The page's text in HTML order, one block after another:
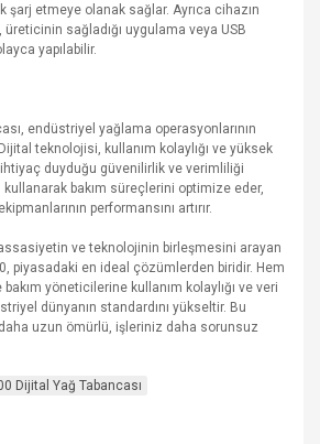
şarj etmeye olanak sağlar. Ayrıca cihazın
sağladığı uygulama veya USB
yapılabilir.
endüstriyel yağlama operasyonlarının
teknolojisi, kullanım kolaylığı ve yüksek
duyduğu güvenilirlik ve verimliliği
kullanarak bakım süreçlerini optimize eder,
performansını artırır.
ve teknolojinin birleşmesini arayan
piyasadaki en ideal çözümlerden biridir. Hem
yöneticilerine kullanım kolaylığı ve veri
dünyanın standardını yükseltir. Bu
uzun ömürlü, işleriniz daha sorunsuz
Dijital Yağ Tabancası